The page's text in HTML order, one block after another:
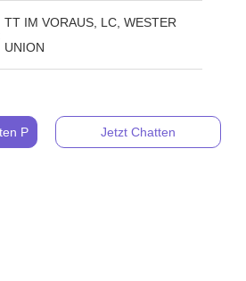
TT IM VORAUS, LC, WESTER
UNION
Preis Jetzt Chatten